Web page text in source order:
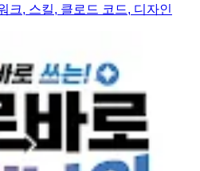
크, 스킬, 클로드 코드, 디자인